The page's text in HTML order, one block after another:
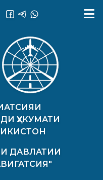
ҲУКУМАТИ
ДАВЛАТИИ